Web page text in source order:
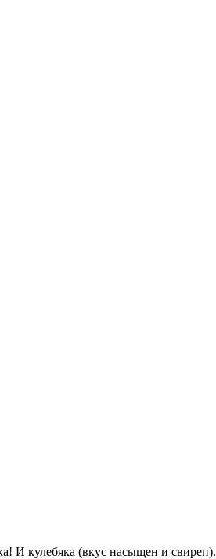
И кулебяка (вкус насыщен и свиреп).